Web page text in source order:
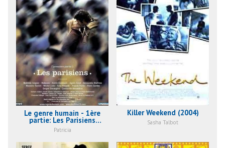
Le genre humain - 1ère
partie: Les Parisiens
(2004)
Patricia
Killer Weekend (2004)
Sasha Talbot